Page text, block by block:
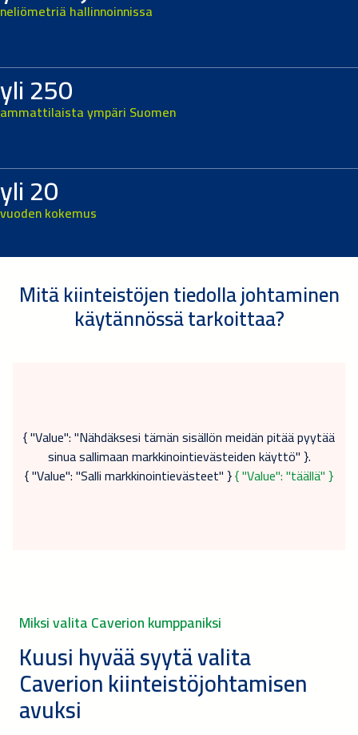
neliömetriä hallinnoinnissa
yli 250
ammattilaista ympäri Suomen
yli 20
vuoden kokemus
Mitä kiinteistöjen tiedolla johtaminen
käytännössä tarkoittaa?
{ "Value": "Nähdäksesi tämän sisällön meidän pitää pyytää
sinua sallimaan markkinointievästeiden käyttö" }.
{ "Value": "Salli markkinointievästeet" }{ "Value": "täällä" }
Miksi valita Caverion kumppaniksi
Kuusi hyvää syytä valita
Caverion kiinteistöjohtamisen
avuksi